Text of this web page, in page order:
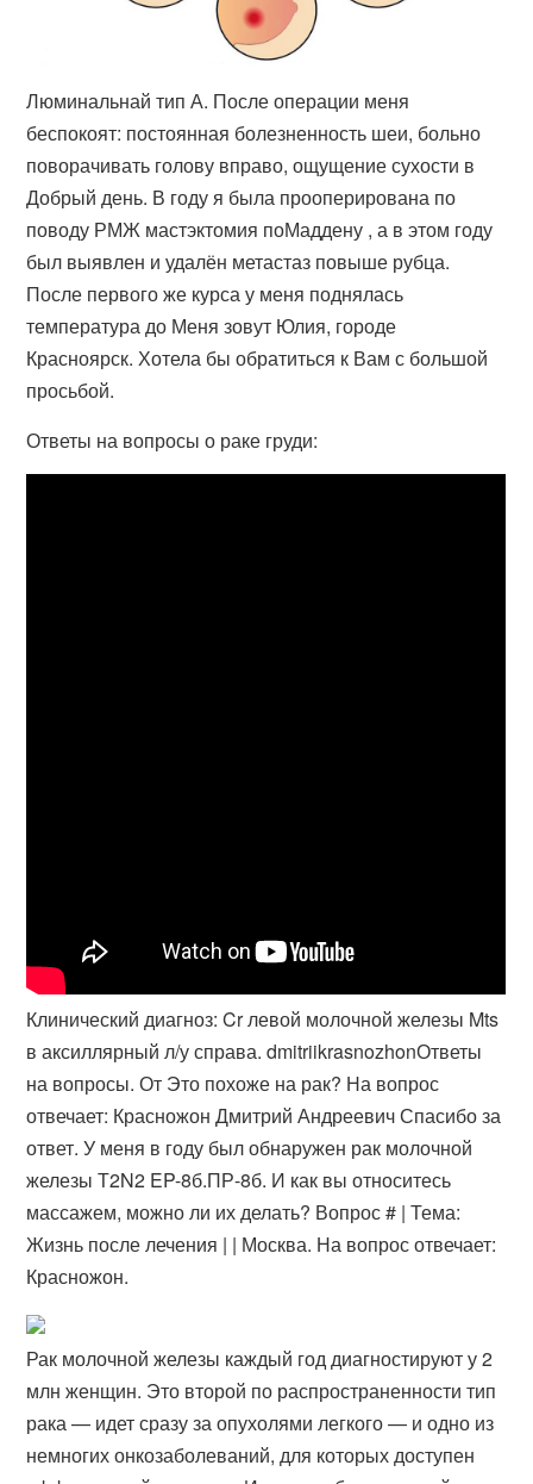
Люминальнай тип А. После операции меня
беспокоят: постоянная болезненность шеи, больно
поворачивать голову вправо, ощущение сухости в
Добрый день. В году я была прооперирована по
поводу РМЖ мастэктомия поМаддену , а в этом году
был выявлен и удалён метастаз повыше рубца.
После первого же курса у меня поднялась
температура до Меня зовут Юлия, городе
Красноярск. Хотела бы обратиться к Вам с большой
просьбой.
Ответы на вопросы о раке груди:
Клинический диагноз: Cr левой молочной железы Mts
в аксиллярный л/у справа. dmitriikrasnozhonОтветы
на вопросы. От Это похоже на рак? На вопрос
отвечает: Красножон Дмитрий Андреевич Спасибо за
ответ. У меня в году был обнаружен рак молочной
железы Т2N2 EP-8б.ПР-8б​. И как вы относитесь
массажем, можно ли их делать? Вопрос # | Тема:
Жизнь после лечения | | Москва. На вопрос отвечает:
Красножон​.
Рак молочной железы каждый год диагностируют у 2
млн женщин. Это второй по распространенности тип
рака — идет сразу за опухолями легкого — и одно из
немногих онкозаболеваний, для которых доступен